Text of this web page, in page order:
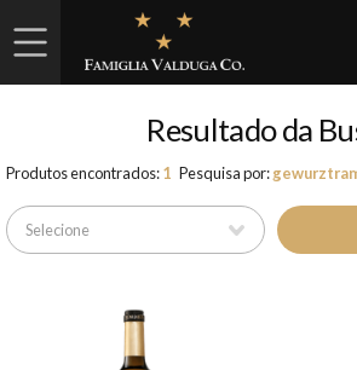
Resultado da
Produtos encontrados:1 Pesquisa por: